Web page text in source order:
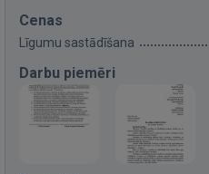
Cenas
Līgumu sastādīšana
Darbu piemēri